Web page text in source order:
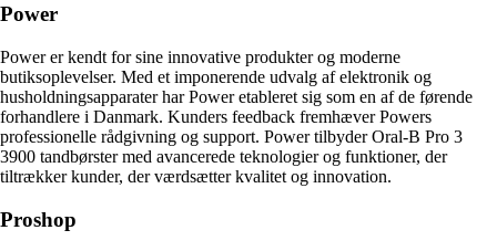
Power
Power er kendt for sine innovative produkter og moderne
butiksoplevelser. Med et imponerende udvalg af elektronik og
husholdningsapparater har Power etableret sig som en af de førende
forhandlere i Danmark. Kunders feedback fremhæver Powers
professionelle rådgivning og support. Power tilbyder Oral-B Pro 3
3900 tandbørster med avancerede teknologier og funktioner, der
tiltrækker kunder, der værdsætter kvalitet og innovation.
Proshop